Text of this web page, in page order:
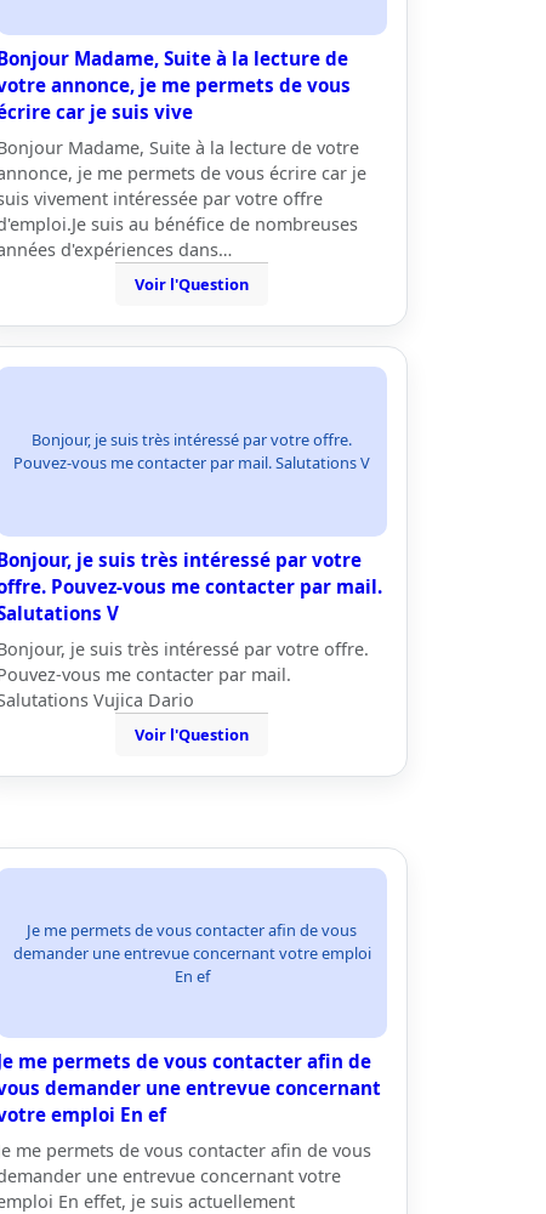
Madame, Suite à la lecture de
annonce, je me permets de vous
car je suis vive
Madame, Suite à la lecture de votre
je me permets de vous écrire car je
vivement intéressée par votre offre
suis au bénéfice de nombreuses
d'expériences dans…
Voir l'Question
Bonjour, je suis très intéressé par votre offre.
Pouvez-vous me contacter par mail. Salutations V
je suis très intéressé par votre
Pouvez-vous me contacter par mail.
V
je suis très intéressé par votre offre.
vous me contacter par mail.
Vujica Dario
Voir l'Question
Je me permets de vous contacter afin de vous
demander une entrevue concernant votre emploi
En ef
me permets de vous contacter afin de
demander une entrevue concernant
emploi En ef
me permets de vous contacter afin de vous
une entrevue concernant votre
En effet, je suis actuellement